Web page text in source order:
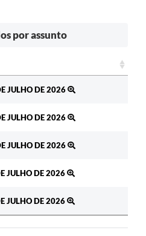
por assunto
JULHO DE 2026
JULHO DE 2026
JULHO DE 2026
JULHO DE 2026
JULHO DE 2026